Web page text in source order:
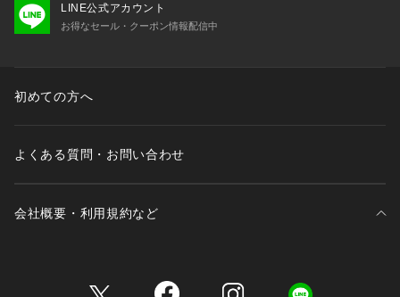
ります。また、パソコン・スマートフォンなどの環境により、
若干製品と画像のカラーが異なる場合もございます。
LINE公式アカウント
お得なセール・クーポン情報配信中
初めての方へ
よくある質問・お問い合わせ
会社概要・利用規約など